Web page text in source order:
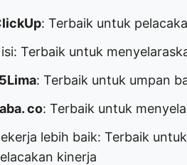
: Terbaik untuk
Terbaik untuk
: Terbaik untuk umpan
co: Terbaik untuk
lebih baik: Terbaik
kinerja